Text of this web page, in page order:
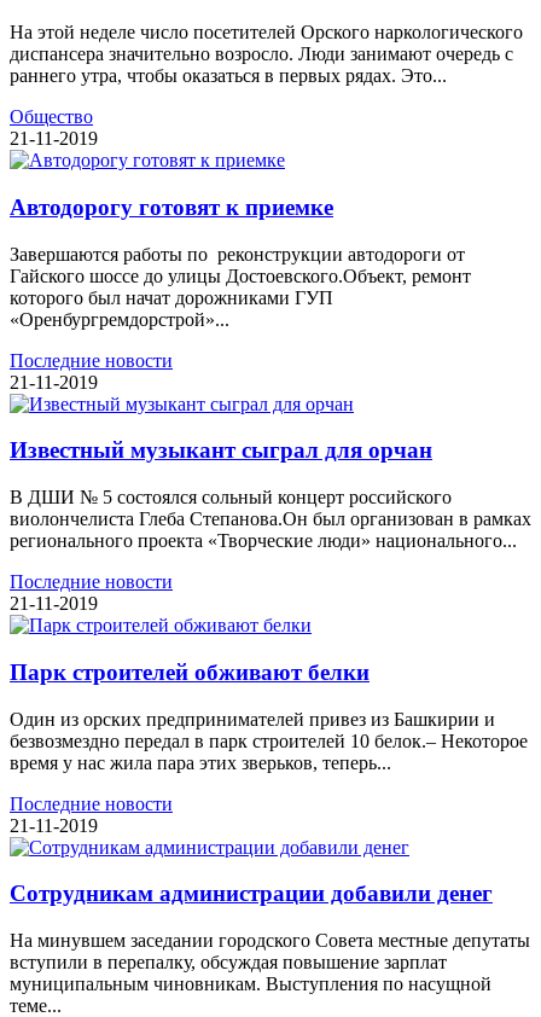
На этой неделе число посетителей Орского наркологического
диспансера значительно возросло. Люди занимают очередь с
раннего утра, чтобы оказаться в первых рядах. Это...
Общество
21-11-2019
Автодорогу готовят к приемке
Завершаются работы по реконструкции автодороги от
Гайского шоссе до улицы Достоевского.Объект, ремонт
которого был начат дорожниками ГУП
«Оренбургремдорстрой»...
Последние новости
21-11-2019
Известный музыкант сыграл для орчан
В ДШИ № 5 состоялся сольный концерт российского
виолончелиста Глеба Степанова.Он был организован в рамках
регионального проекта «Творческие люди» национального...
Последние новости
21-11-2019
Парк строителей обживают белки
Один из орских предпринимателей привез из Башкирии и
безвозмездно передал в парк строителей 10 белок.– Некоторое
время у нас жила пара этих зверьков, теперь...
Последние новости
21-11-2019
Сотрудникам администрации добавили денег
На минувшем заседании городского Совета местные депутаты
вступили в перепалку, обсуждая повышение зарплат
муниципальным чиновникам. Выступления по насущной
теме...